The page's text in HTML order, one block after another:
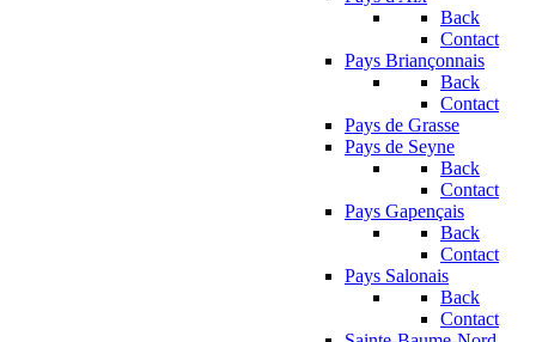
Back
Contact
Pays Briançonnais
Back
Contact
Pays de Grasse
Pays de Seyne
Back
Contact
Pays Gapençais
Back
Contact
Pays Salonais
Back
Contact